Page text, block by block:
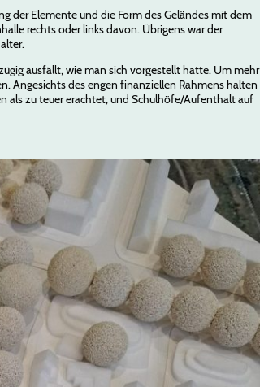
der Elemente und die Form des Geländes mit dem
rechts oder links davon. Übrigens war der
ausfällt, wie man sich vorgestellt hatte. Um mehr
Angesichts des engen finanziellen Rahmens halten
als zu teuer erachtet, und Schulhöfe/Aufenthalt auf